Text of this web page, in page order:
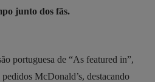
junto dos fãs.
portuguesa de “As featured in”,
McDonald’s, destacando